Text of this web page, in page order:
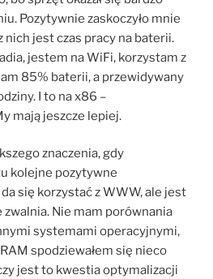
Pozytywnie zaskoczyło mnie
nich jest czas pracy na baterii.
jestem na WiFi, korzystam z
85% baterii, a przewidywany
I to na x86 –
mają jeszcze lepiej.
znaczenia, gdy
kolejne pozytywne
się korzystać z WWW, ale jest
Nie mam porównania
systemami operacyjnymi,
spodziewałem się nieco
jest to kwestia optymalizacji